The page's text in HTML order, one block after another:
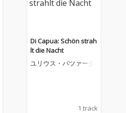
Di Capua: Schön strah
lt die Nacht
ユリウス・パツァーク
1 track